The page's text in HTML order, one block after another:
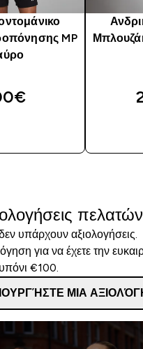
MP
πελατών
υπάρχουν αξιολογήσεις.
για να έχετε την
€100.
ΜΙΑ